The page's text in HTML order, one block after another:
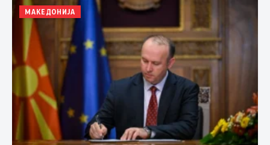
МАКЕДОНИЈА